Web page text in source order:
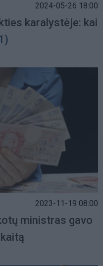
2024-05-26 18:00
karalystėje: kai
2023-11-19 08:00
ministras gavo